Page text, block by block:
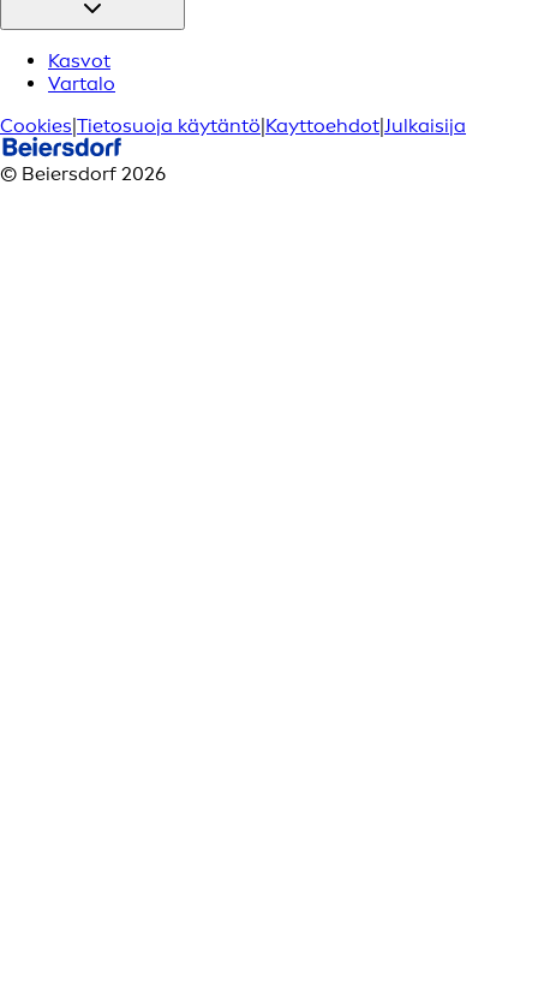
Kasvot
Vartalo
Cookies|Tietosuoja käytäntö|Kayttoehdot|Julkaisija
© Beiersdorf 2026